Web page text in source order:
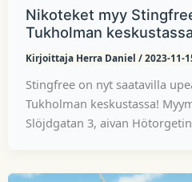
Nikoteket myy
Tukholman
Kirjoittaja Herra Daniel /2023-11-
Stingfree on nyt saatavilla
Tukholman keskustassa!
Slöjdgatan 3, aivan